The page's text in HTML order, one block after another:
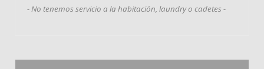
- No tenemos servicio a la habitación, laundry o cadetes -